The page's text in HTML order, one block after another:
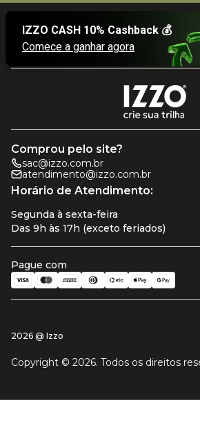
Comprou pelo site?
sac@izzo.com.br
atendimento@izzo.com.br
Horário de Atendimento:
Segunda à sexta-feira
Das 9h às 17h (exceto feriados)
Pague com
2026 @ Izzo
Copyright © 2026. Todos os direitos